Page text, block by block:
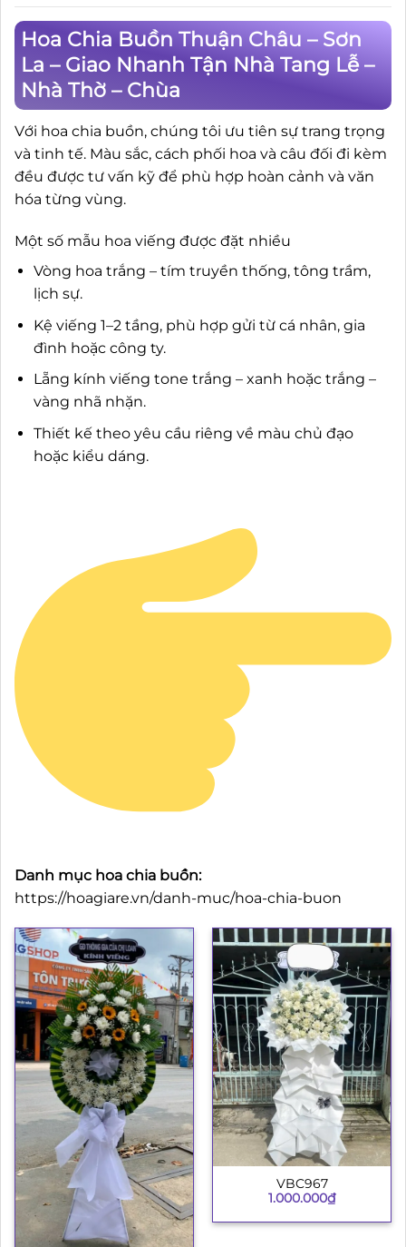
Hoa Chia Buồn Thuận Châu – Sơn
La – Giao Nhanh Tận Nhà Tang Lễ –
Nhà Thờ – Chùa
Với hoa chia buồn, chúng tôi ưu tiên sự trang trọng
và tinh tế. Màu sắc, cách phối hoa và câu đối đi kèm
đều được tư vấn kỹ để phù hợp hoàn cảnh và văn
hóa từng vùng.
Một số mẫu hoa viếng được đặt nhiều
Vòng hoa trắng – tím truyền thống, tông trầm,
lịch sự.
Kệ viếng 1–2 tầng, phù hợp gửi từ cá nhân, gia
đình hoặc công ty.
Lẵng kính viếng tone trắng – xanh hoặc trắng –
vàng nhã nhặn.
Thiết kế theo yêu cầu riêng về màu chủ đạo
hoặc kiểu dáng.
Danh mục hoa chia buồn:
https://hoagiare.vn/danh-muc/hoa-chia-buon
VBC967
1.000.000₫